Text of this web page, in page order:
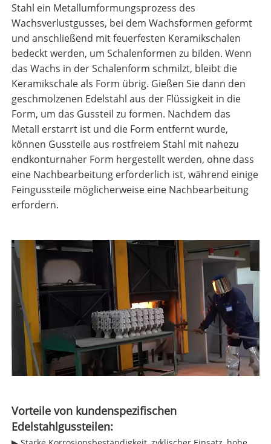
Stahl ein Metallumformungsprozess des
Wachsverlustgusses, bei dem Wachsformen geformt
und anschließend mit feuerfesten Keramikschalen
bedeckt werden, um Schalenformen zu bilden. Wenn
das Wachs in der Schalenform schmilzt, bleibt die
Keramikschale als Form übrig. Gießen Sie dann den
geschmolzenen Edelstahl aus der Flüssigkeit in die
Form, um das Gussteil zu formen. Nachdem das
Metall erstarrt ist und die Form entfernt wurde,
können Gussteile aus rostfreiem Stahl mit nahezu
endkonturnaher Form hergestellt werden, ohne dass
eine Nachbearbeitung erforderlich ist, während einige
Feingussteile möglicherweise eine Nachbearbeitung
erfordern.
Vorteile von kundenspezifischen
Edelstahlgussteilen: